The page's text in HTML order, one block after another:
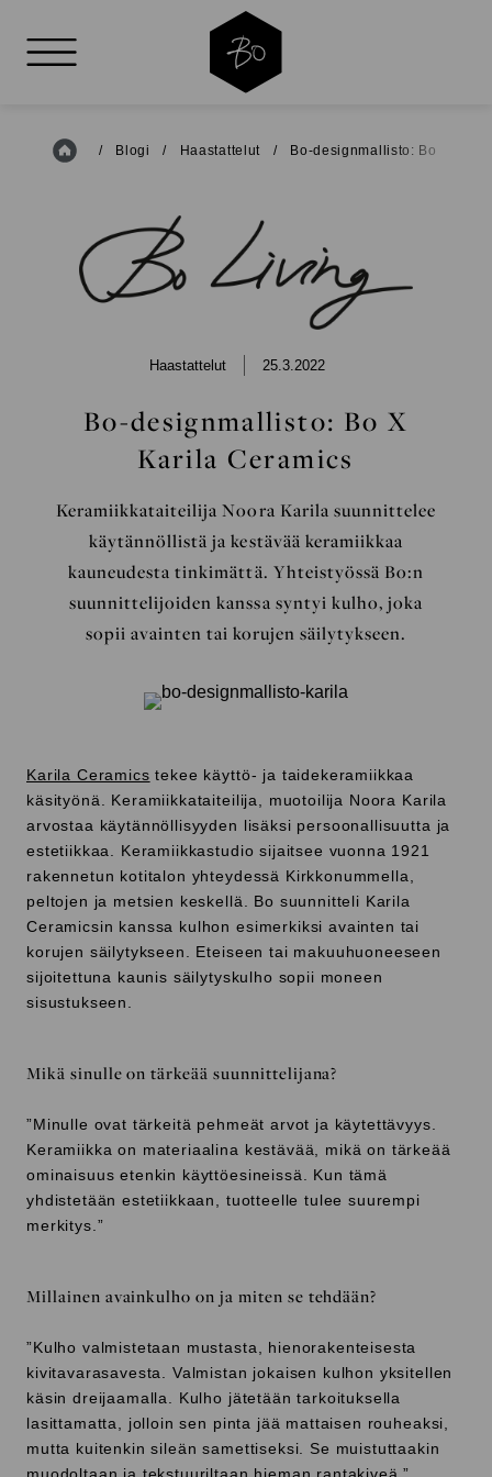
AVAA VALIKKO
Etusivu
/ Blogi / Haastattelut / Bo-designmallisto: Bo X
BO
LIVING
Haastattelut 25.3.2022
Bo-designmallisto: Bo X
Karila Ceramics
Keramiikkataiteilija Noora Karila suunnittelee
käytännöllistä ja kestävää keramiikkaa
kauneudesta tinkimättä. Yhteistyössä Bo:n
suunnittelijoiden kanssa syntyi kulho, joka
sopii avainten tai korujen säilytykseen.
Karila Ceramics tekee käyttö- ja taidekeramiikkaa
käsityönä. Keramiikkataiteilija, muotoilija Noora Karila
arvostaa käytännöllisyyden lisäksi persoonallisuutta ja
estetiikkaa. Keramiikkastudio sijaitsee vuonna 1921
rakennetun kotitalon yhteydessä Kirkkonummella,
peltojen ja metsien keskellä. Bo suunnitteli Karila
Ceramicsin kanssa kulhon esimerkiksi avainten tai
korujen säilytykseen. Eteiseen tai makuuhuoneeseen
sijoitettuna kaunis säilytyskulho sopii moneen
sisustukseen.
Mikä sinulle on tärkeää suunnittelijana?
”Minulle ovat tärkeitä pehmeät arvot ja käytettävyys.
Keramiikka on materiaalina kestävää, mikä on tärkeää
ominaisuus etenkin käyttöesineissä. Kun tämä
yhdistetään estetiikkaan, tuotteelle tulee suurempi
merkitys.”
Millainen avainkulho on ja miten se tehdään?
”Kulho valmistetaan mustasta, hienorakenteisesta
kivitavarasavesta. Valmistan jokaisen kulhon yksitellen
käsin dreijaamalla. Kulho jätetään tarkoituksella
lasittamatta, jolloin sen pinta jää mattaisen rouheaksi,
mutta kuitenkin sileän samettiseksi. Se muistuttaakin